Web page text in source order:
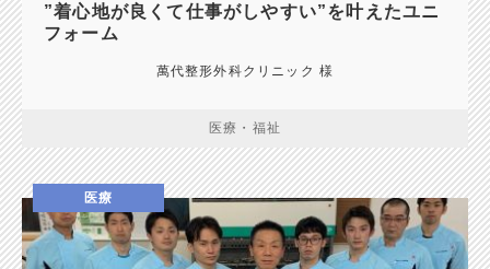
”着心地が良くて仕事がしやすい”を叶えたユニ
フォーム
萬代整形外科クリニック 様
医療・福祉
医療